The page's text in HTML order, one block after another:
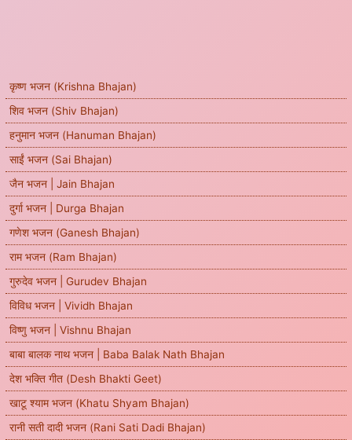
कृष्ण भजन (Krishna Bhajan)
शिव भजन (Shiv Bhajan)
हनुमान भजन (Hanuman Bhajan)
साईं भजन (Sai Bhajan)
जैन भजन | Jain Bhajan
दुर्गा भजन | Durga Bhajan
गणेश भजन (Ganesh Bhajan)
राम भजन (Ram Bhajan)
गुरुदेव भजन | Gurudev Bhajan
विविध भजन | Vividh Bhajan
विष्णु भजन | Vishnu Bhajan
बाबा बालक नाथ भजन | Baba Balak Nath Bhajan
देश भक्ति गीत (Desh Bhakti Geet)
खाटू श्याम भजन (Khatu Shyam Bhajan)
रानी सती दादी भजन (Rani Sati Dadi Bhajan)